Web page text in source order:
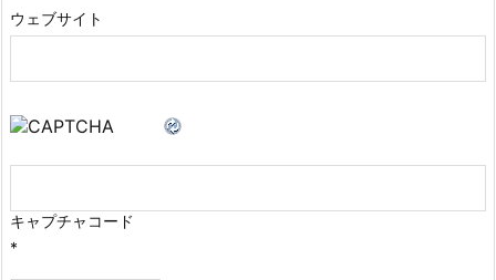
ウェブサイト
キャプチャコード
*